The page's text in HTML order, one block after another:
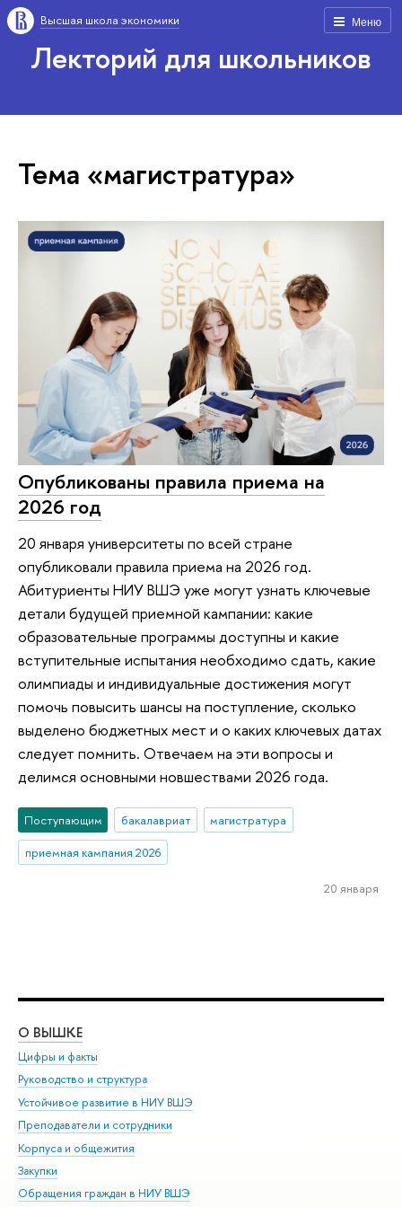
Меню
Высшая школа экономики
Лекторий для школьников
Тема «магистратура»
Опубликованы правила приема на
2026 год
20 января университеты по всей стране
опубликовали правила приема на 2026 год.
Абитуриенты НИУ ВШЭ уже могут узнать ключевые
детали будущей приемной кампании: какие
образовательные программы доступны и какие
вступительные испытания необходимо сдать, какие
олимпиады и индивидуальные достижения могут
помочь повысить шансы на поступление, сколько
выделено бюджетных мест и о каких ключевых датах
следует помнить. Отвечаем на эти вопросы и
делимся основными новшествами 2026 года.
Поступающим бакалавриат
магистратура
приемная кампания 2026
20 января
О ВЫШКЕ
Цифры и факты
Руководство и структура
Устойчивое развитие в НИУ ВШЭ
Преподаватели и сотрудники
Корпуса и общежития
Закупки
Обращения граждан в НИУ ВШЭ